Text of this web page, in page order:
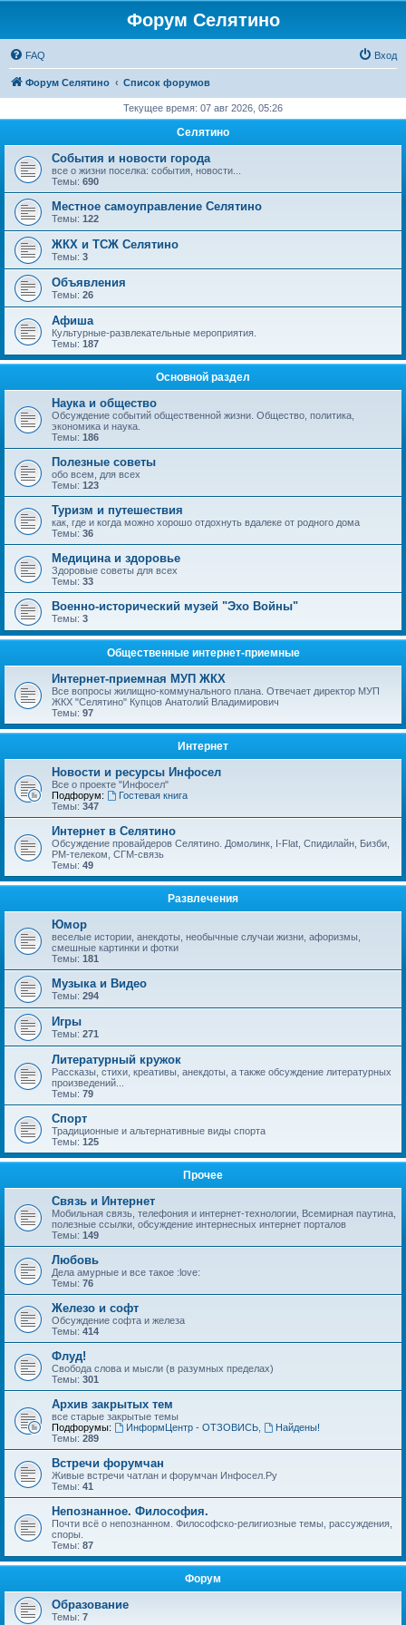
Форум Селятино
FAQ Вход
Форум Селятино Список форумов
Текущее время: 07 авг 2026, 05:26
Селятино
События и новости города
все о жизни поселка: события, новости...
Темы: 690
Местное самоуправление Селятино
Темы: 122
ЖКХ и ТСЖ Селятино
Темы: 3
Объявления
Темы: 26
Афиша
Культурные-развлекательные мероприятия.
Темы: 187
Основной раздел
Наука и общество
Обсуждение событий общественной жизни. Общество, политика,
экономика и наука.
Темы: 186
Полезные советы
обо всем, для всех
Темы: 123
Туризм и путешествия
как, где и когда можно хорошо отдохнуть вдалеке от родного дома
Темы: 36
Медицина и здоровье
Здоровые советы для всех
Темы: 33
Военно-исторический музей "Эхо Войны"
Темы: 3
Общественные интернет-приемные
Интернет-приемная МУП ЖКХ
Все вопросы жилищно-коммунального плана. Отвечает директор МУП
ЖКХ "Селятино" Купцов Анатолий Владимирович
Темы: 97
Интернет
Новости и ресурсы Инфосел
Все о проекте "Инфосел"
Подфорум:
Гостевая книга
Темы: 347
Интернет в Селятино
Обсуждение провайдеров Селятино. Домолинк, I-Flat, Спидилайн, Бизби,
РМ-телеком, СГМ-связь
Темы: 49
Развлечения
Юмор
веселые истории, анекдоты, необычные случаи жизни, афоризмы,
смешные картинки и фотки
Темы: 181
Музыка и Видео
Темы: 294
Игры
Темы: 271
Литературный кружок
Рассказы, стихи, креативы, анекдоты, а также обсуждение литературных
произведений...
Темы: 79
Спорт
Традиционные и альтернативные виды спорта
Темы: 125
Прочее
Связь и Интернет
Мобильная связь, телефония и интернет-технологии, Всемирная паутина,
полезные ссылки, обсуждение интернесных интернет порталов
Темы: 149
Любовь
Дела амурные и все такое :love:
Темы: 76
Железо и софт
Обсуждение софта и железа
Темы: 414
Флуд!
Свобода слова и мысли (в разумных пределах)
Темы: 301
Архив закрытых тем
все старые закрытые темы
Подфорумы:
ИнформЦентр - ОТЗОВИСЬ,
Найдены!
Темы: 289
Встречи форумчан
Живые встречи чатлан и форумчан Инфосел.Ру
Темы: 41
Непознанное. Философия.
Почти всё о непознанном. Философско-религиозные темы, рассуждения,
споры.
Темы: 87
Форум
Образование
Темы: 7